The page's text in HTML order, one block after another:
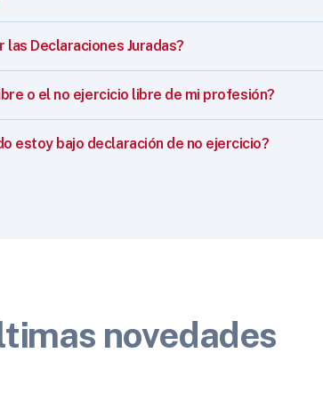
las Declaraciones Juradas?
o el no ejercicio libre de mi profesión?
estoy bajo declaración de no ejercicio?
novedades